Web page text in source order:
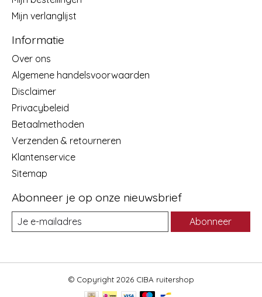
Mijn verlanglijst
Informatie
Over ons
Algemene handelsvoorwaarden
Disclaimer
Privacybeleid
Betaalmethoden
Verzenden & retourneren
Klantenservice
Sitemap
Abonneer je op onze nieuwsbrief
Abonneer
© Copyright 2026 CIBA ruitershop